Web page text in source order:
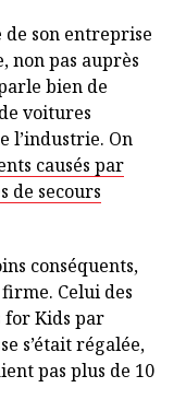
de son entreprise
non pas auprès
bien de
voitures
l’industrie. On
causés par
de secours
conséquents,
Celui des
for Kids par
s’était régalée,
pas plus de 10